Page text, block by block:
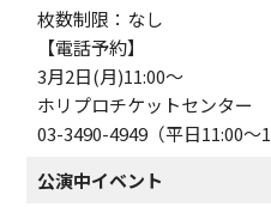
枚数制限：なし
【電話予約】
3月2日(月)11:00～
ホリプロチケットセンター
03-3490-4949（平日11:00～
公演中イベント